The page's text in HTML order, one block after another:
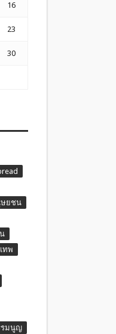
16
23
30
ยชน
ทพ
รมนูญ